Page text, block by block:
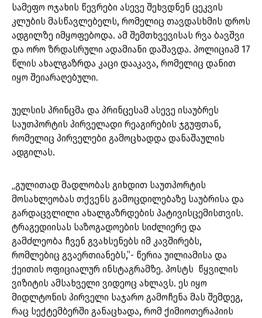
სამეფო ოჯახის წევრები ასევე შეხვდნენ ცეკვის
კლუბის მასწავლებელს, რომელიც თავდასხმის დროს
ადგილზე იმყოფებოდა. ამ შემთხვევისას რვა ბავშვი
და ორო ზრდასრული ადამიანი დაშავდა. პოლიციამ 17
წლის ახალგაზრდა კაცი დააკავა, რომელიც დანით
იყო შეიარაღებული.
უელსის პრინცმა და პრინცესამ ასევე ისაუბრეს
საუთპორტის პირველადი რეაგირების ჯგუფთან,
რომელიც პირველები გამოცხადდა დანაშაულის
ადგილას.
„გულითად მადლობას გიხდით საუთპორტის
მოსახლეობას თქვენს გამოცდილებაზე საუბრისა და
გარდაცვლილი ახალგაზრდების პატივისცემისთვის.
ტრაგედიისას საზოგადოების სიძლიერე და
გამძლეობა ჩვენ გვახსენებს იმ კავშირებს,
რომლებიც გვაერთიანებს,”- წერია უილიამისა და
ქეითის ოფიციალურ ინსტაგრამზე. პოსტს წყვილის
ვიზიტის ამსახველი ვიდეოც ახლავს. ეს იყო
მიდლტონის პირველი საჯარო გამოჩენა მას შემდეგ,
რაც სექტემბერში განაცხადა, რომ ქიმიოთერაპიის